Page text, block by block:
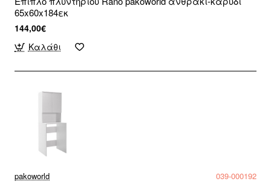
65x60x184εκ
144,00€
Καλάθι
pakoworld 039-000192